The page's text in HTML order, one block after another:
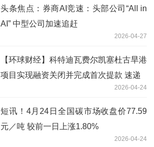
头条焦点：券商AI竞速：头部公司“All in
AI” 中型公司加速追赶
2026-04-27
【环球财经】科特迪瓦费尔凯塞杜古旱港
项目实现融资关闭并完成首次提款 速递
2026-04-24
短讯！4月24日全国碳市场收盘价77.59
元／吨 较前一日上涨1.80%
2026-04-24